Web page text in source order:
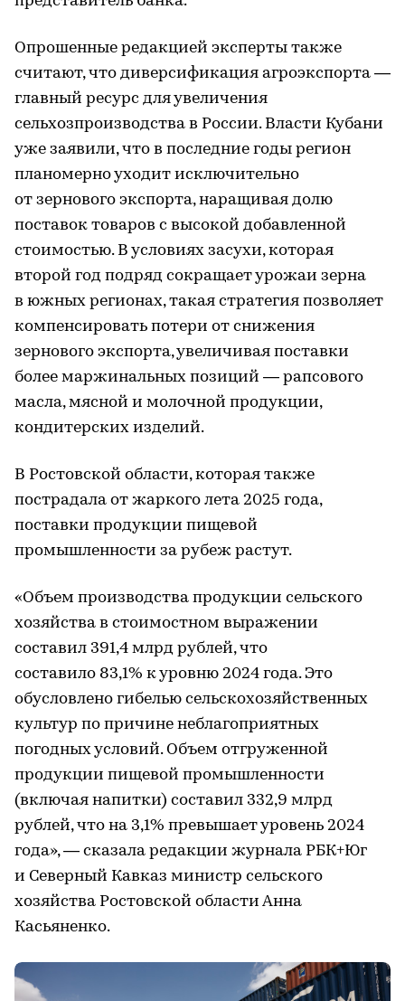
Опрошенные редакцией эксперты также
считают, что диверсификация агроэкспорта —
главный ресурс для увеличения
сельхозпроизводства в России. Власти Кубани
уже заявили, что в последние годы регион
планомерно уходит исключительно
от зернового экспорта, наращивая долю
поставок товаров с высокой добавленной
стоимостью. В условиях засухи, которая
второй год подряд сокращает урожаи зерна
в южных регионах, такая стратегия позволяет
компенсировать потери от снижения
зернового экспорта, увеличивая поставки
более маржинальных позиций — рапсового
масла, мясной и молочной продукции,
кондитерских изделий.
В Ростовской области, которая также
пострадала от жаркого лета 2025 года,
поставки продукции пищевой
промышленности за рубеж растут.
«Объем производства продукции сельского
хозяйства в стоимостном выражении
составил 391,4 млрд рублей, что
составило 83,1% к уровню 2024 года. Это
обусловлено гибелью сельскохозяйственных
культур по причине неблагоприятных
погодных условий. Объем отгруженной
продукции пищевой промышленности
(включая напитки) составил 332,9 млрд
рублей, что на 3,1% превышает уровень 2024
года», — сказала редакции журнала РБК+Юг
и Северный Кавказ министр сельского
хозяйства Ростовской области Анна
Касьяненко.